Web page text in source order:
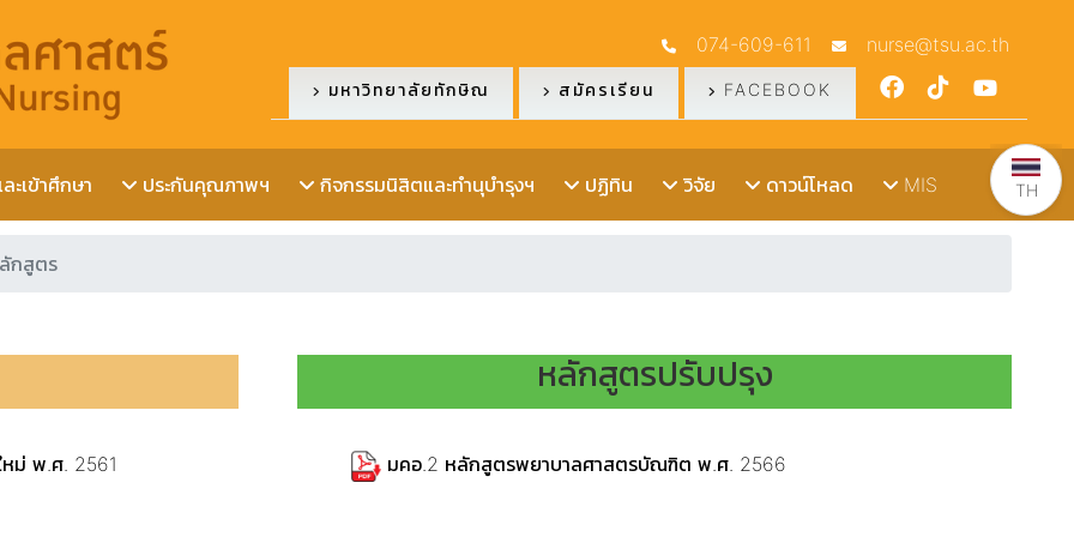
074-609-611 nurse@tsu.ac.th
มหาวิทยาลัยทักษิณ สมัครเรียน FACEBOOK
ะเข้าศึกษา ประกันคุณภาพฯ กิจกรรมนิสิตและทำนุบำรุงฯ ปฏิทิน วิจัย ดาวน์โหลด MIS
กสูตร
หลักสูตรปรับปรุง
ม่ พ.ศ. 2561 มคอ.2 หลักสูตรพยาบาลศาสตรบัณฑิต พ.ศ. 2566
TH